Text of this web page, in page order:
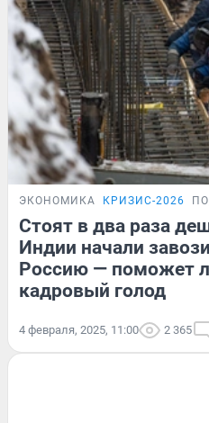
ЭКОНОМИКА КРИЗИС-2026
Стоят в два раза
Индии начали
Россию — поможет
кадровый голод
4 февраля, 2025, 11:00 2 365